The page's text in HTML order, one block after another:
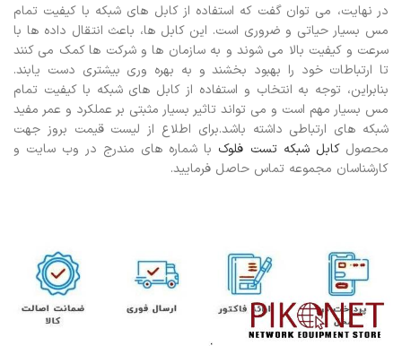
در نهایت، می توان گفت که استفاده از کابل های شبکه با کیفیت تمام
مس بسیار حیاتی و ضروری است. این کابل ها، باعث انتقال داده ها با
سرعت و کیفیت بالا می شوند و به سازمان ها و شرکت ها کمک می کنند
تا ارتباطات خود را بهبود بخشند و به بهره وری بیشتری دست یابند.
بنابراین، توجه به انتخاب و استفاده از کابل های شبکه با کیفیت تمام
مس بسیار مهم است و می تواند تاثیر بسیار مثبتی بر عملکرد و عمر مفید
شبکه های ارتباطی داشته باشد.برای اطلاع از لیست قیمت بروز جهت
محصولکابل شبکه تست فلوک با شماره های مندرج در وب سایت و
کارشناسان مجموعه تماس حاصل فرمایید.